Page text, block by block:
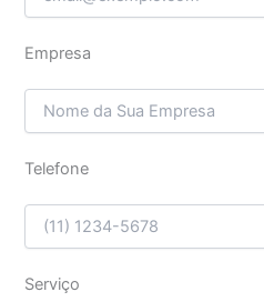
Empresa
Telefone
Serviço